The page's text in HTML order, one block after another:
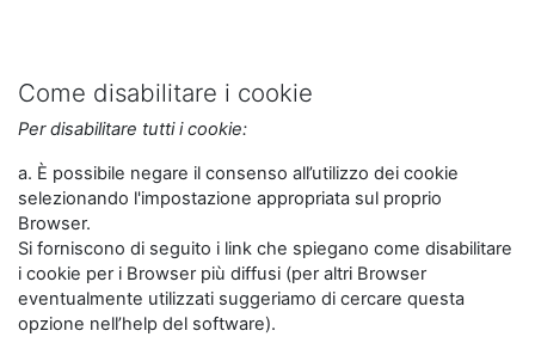
Come disabilitare i cookie
Per disabilitare tutti i cookie:
a. È possibile negare il consenso all’utilizzo dei cookie
selezionando l'impostazione appropriata sul proprio
Browser.
Si forniscono di seguito i link che spiegano come disabilitare
i cookie per i Browser più diffusi (per altri Browser
eventualmente utilizzati suggeriamo di cercare questa
opzione nell’help del software).